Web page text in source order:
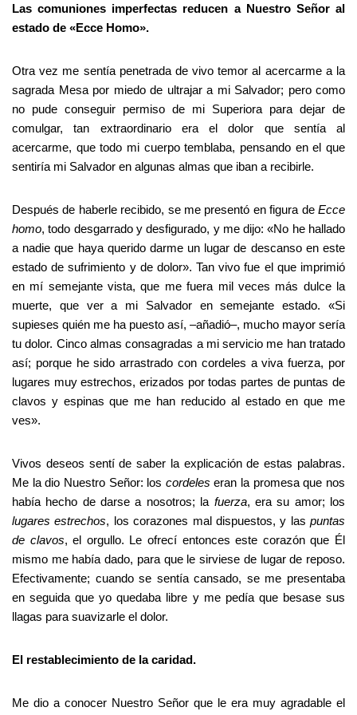
Las comuniones imperfectas reducen a Nuestro Señor al
estado de «Ecce Homo».
Otra vez me sentía penetrada de vivo temor al acercarme a la
sagrada Mesa por miedo de ultrajar a mi Salvador; pero como
no pude conseguir permiso de mi Superiora para dejar de
comulgar, tan extraordinario era el dolor que sentía al
acercarme, que todo mi cuerpo temblaba, pensando en el que
sentiría mi Salvador en algunas almas que iban a recibirle.
Después de haberle recibido, se me presentó en figura de Ecce
homo, todo desgarrado y desfigurado, y me dijo: «No he hallado
a nadie que haya querido darme un lugar de descanso en este
estado de sufrimiento y de dolor». Tan vivo fue el que imprimió
en mí semejante vista, que me fuera mil veces más dulce la
muerte, que ver a mi Salvador en semejante estado. «Si
supieses quién me ha puesto así, –añadió–, mucho mayor sería
tu dolor. Cinco almas consagradas a mi servicio me han tratado
así; porque he sido arrastrado con cordeles a viva fuerza, por
lugares muy estrechos, erizados por todas partes de puntas de
clavos y espinas que me han reducido al estado en que me
ves».
Vivos deseos sentí de saber la explicación de estas palabras.
Me la dio Nuestro Señor: los cordeleseran la promesa que nos
había hecho de darse a nosotros; la fuerza, era su amor; los
lugares estrechos, los corazones mal dispuestos, y las puntas
de clavos, el orgullo. Le ofrecí entonces este corazón que Él
mismo me había dado, para que le sirviese de lugar de reposo.
Efectivamente; cuando se sentía cansado, se me presentaba
en seguida que yo quedaba libre y me pedía que besase sus
llagas para suavizarle el dolor.
El restablecimiento de la caridad.
Me dio a conocer Nuestro Señor que le era muy agradable el